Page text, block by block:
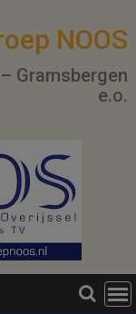
NOOS
Gramsbergen
e.o.